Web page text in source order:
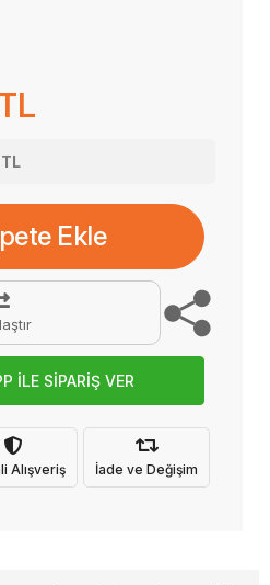
Ekle
İLE SİPARİŞ VER
Alışveriş İade ve Değişim